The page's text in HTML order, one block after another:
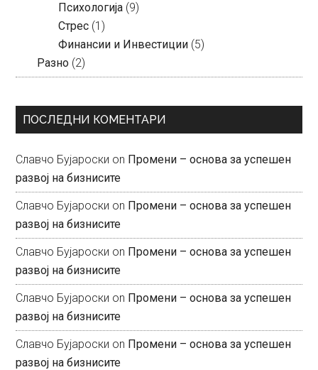
Психологија (9)
Стрес (1)
Финансии и Инвестиции (5)
Разно (2)
ПОСЛЕДНИ КОМЕНТАРИ
Славчо Бујароски on Промени – основа за успешен
развој на бизнисите
Славчо Бујароски on Промени – основа за успешен
развој на бизнисите
Славчо Бујароски on Промени – основа за успешен
развој на бизнисите
Славчо Бујароски on Промени – основа за успешен
развој на бизнисите
Славчо Бујароски on Промени – основа за успешен
развој на бизнисите